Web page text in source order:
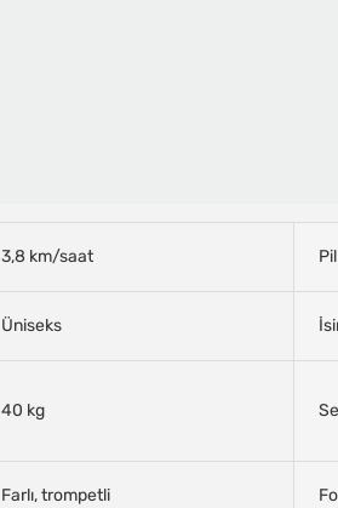
3,8 km/saat Pil
Üniseks
40 kg
Farlı, trompetli